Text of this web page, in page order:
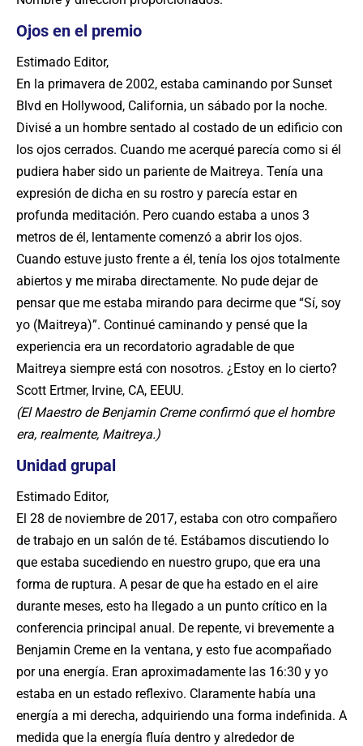
Ojos en el premio
Estimado Editor,
En la primavera de 2002, estaba caminando por Sunset
Blvd en Hollywood, California, un sábado por la noche.
Divisé a un hombre sentado al costado de un edificio con
los ojos cerrados. Cuando me acerqué parecía como si él
pudiera haber sido un pariente de Maitreya. Tenía una
expresión de dicha en su rostro y parecía estar en
profunda meditación. Pero cuando estaba a unos 3
metros de él, lentamente comenzó a abrir los ojos.
Cuando estuve justo frente a él, tenía los ojos totalmente
abiertos y me miraba directamente. No pude dejar de
pensar que me estaba mirando para decirme que “Sí, soy
yo (Maitreya)”. Continué caminando y pensé que la
experiencia era un recordatorio agradable de que
Maitreya siempre está con nosotros. ¿Estoy en lo cierto?
Scott Ertmer, Irvine, CA, EEUU.
(El Maestro de Benjamin Creme confirmó que el hombre
era, realmente, Maitreya.)
Unidad grupal
Estimado Editor,
El 28 de noviembre de 2017, estaba con otro compañero
de trabajo en un salón de té. Estábamos discutiendo lo
que estaba sucediendo en nuestro grupo, que era una
forma de ruptura. A pesar de que ha estado en el aire
durante meses, esto ha llegado a un punto crítico en la
conferencia principal anual. De repente, vi brevemente a
Benjamin Creme en la ventana, y esto fue acompañado
por una energía. Eran aproximadamente las 16:30 y yo
estaba en un estado reflexivo. Claramente había una
energía a mi derecha, adquiriendo una forma indefinida. A
medida que la energía fluía dentro y alrededor de